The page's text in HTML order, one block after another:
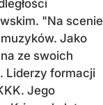
"Na scenie
Jako
ze swoich
Liderzy formacji
Jego